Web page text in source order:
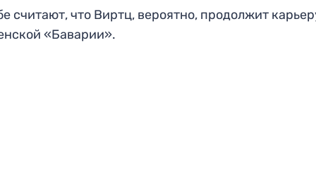
считают, что Виртц, вероятно, продолжит
«Баварии».